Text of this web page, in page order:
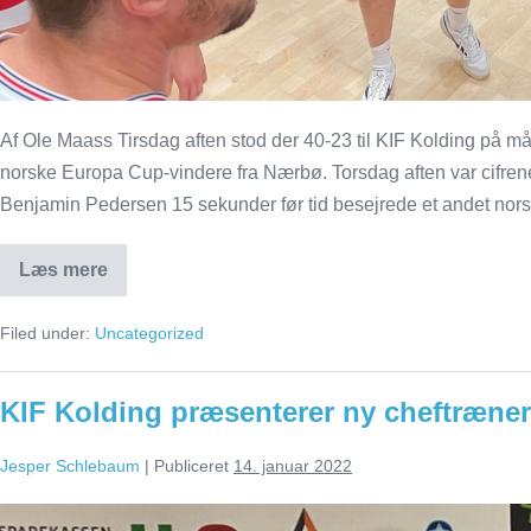
Af Ole Maass Tirsdag aften stod der 40-23 til KIF Kolding på
norske Europa Cup-vindere fra Nærbø. Torsdag aften var
Benjamin Pedersen 15 sekunder før tid besejrede et andet
Læs mere
KIF-
sejre
to
ligahold
Filed under: Uncategorized
KIF Kolding præsenterer ny cheftræner
Jesper Schlebaum | Publiceret 14. januar 2022